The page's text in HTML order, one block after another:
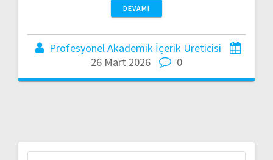
DEVAMI
Profesyonel Akademik İçerik Üreticisi
26 Mart 2026
0